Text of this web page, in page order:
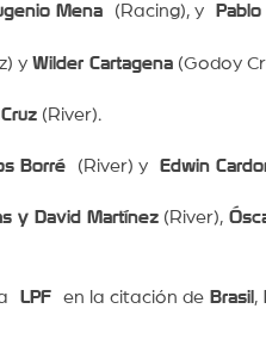
Mena(Racing), y
y Wilder Cartagena(Godoy
(River).
Borré(River) y Edwin
y David Martínez(River),
LPFen la citación deBrasil ,